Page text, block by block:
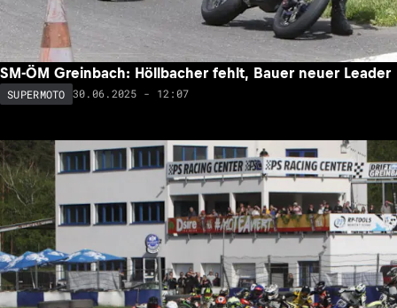
SM-ÖM Greinbach: Höllbacher fehlt, Bauer neuer Leader
SUPERMOTO 30.06.2025 - 12:07